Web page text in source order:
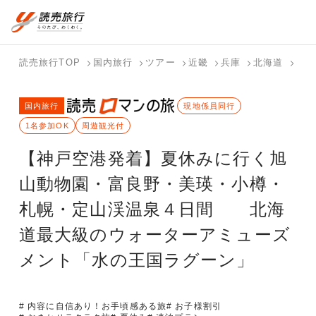
国内旅行トップ
を探す
（ブーケ）
を探す
を探す
ら探す
探す
す
海外旅行トップ
ら探す
探す
す
読売旅行TOP 国内旅行 ツアー 近畿 兵庫 北海道
【神戸空港発着】夏休みに行く旭
山動物園・富良野・美瑛・小樽・
札幌・定山渓温泉４日間 北海
道最大級のウォーターアミューズ
メント「水の王国ラグーン」
国内旅行 現地係員同行
1名参加OK 周遊観光付
# 内容に自信あり！お手頃感ある旅# お子様割引